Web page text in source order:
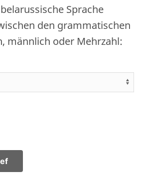
Sprache
den grammatischen
männlich oder Mehrzahl: